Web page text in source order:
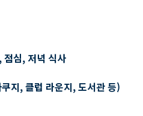
점심, 저녁 식사
지, 클럽 라운지, 도서관 등)